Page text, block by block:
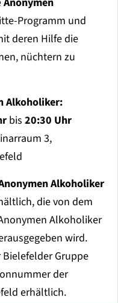
Programm und
deren Hilfe die
nüchtern zu
Alkoholiker:
bis 20:30 Uhr
3,
Alkoholiker
die von dem
Alkoholiker
wird.
Gruppe
der
erhältlich.